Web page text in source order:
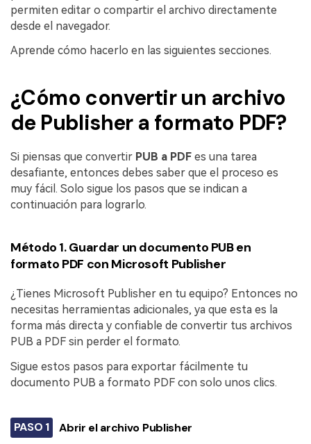
permiten editar o compartir el archivo directamente
desde el navegador.
Aprende cómo hacerlo en las siguientes secciones.
¿Cómo convertir un archivo
de Publisher a formato PDF?
Si piensas que convertir PUB a PDF es una tarea
desafiante, entonces debes saber que el proceso es
muy fácil. Solo sigue los pasos que se indican a
continuación para lograrlo.
Método 1. Guardar un documento PUB en
formato PDF con Microsoft Publisher
¿Tienes Microsoft Publisher en tu equipo? Entonces no
necesitas herramientas adicionales, ya que esta es la
forma más directa y confiable de convertir tus archivos
PUB a PDF sin perder el formato.
Sigue estos pasos para exportar fácilmente tu
documento PUB a formato PDF con solo unos clics.
PASO 1 Abrir el archivo Publisher